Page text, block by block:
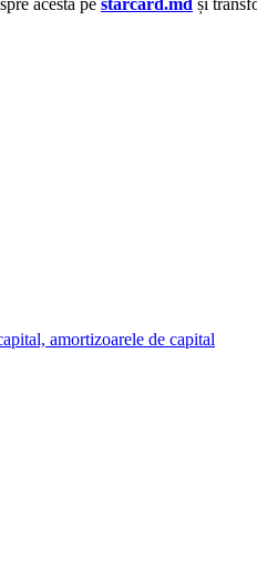
amortizoarele de capital